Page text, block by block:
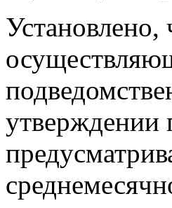
Установлено,
утверждении